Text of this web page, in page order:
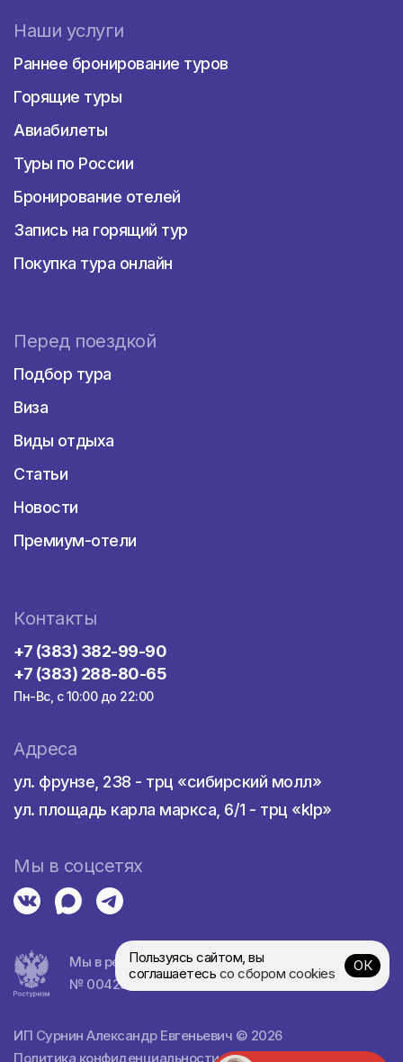
Наши услуги
Раннее бронирование туров
Горящие туры
Авиабилеты
Туры по России
Бронирование отелей
Запись на горящий тур
Покупка тура онлайн
Перед поездкой
Подбор тура
Виза
Виды отдыха
Статьи
Новости
Премиум-отели
Контакты
+7 (383) 382-99-90
+7 (383) 288-80-65
Пн-Вс, с 10:00 до 22:00
Адреса
ул. фрунзе, 238 - трц «сибирский молл»
ул. площадь карла маркса, 6/1 - трц «klp»
Мы в соцсетях
ИП Сурнин Александр Евгеньевич © 2026
Политика конфиденциальности•Пример договора
Мы в реестре турагентств
№ 0042839
Пользуясь сайтом, вы
соглашаетесь со сбором cookies ОК